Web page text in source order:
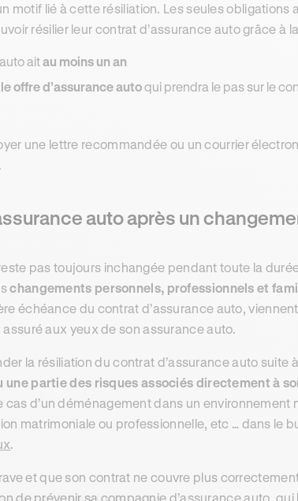
motif lié à cette résiliation. Les seules obligations
résilier leur contrat d’assurance auto grâce à
aitau moins un an
offre d’assurance autoqui prendra le pas sur le
une lettre recommandée ou un courrier
auto après un
pas toujours inchangée pendant toute la
changements personnels, professionnels et
échéance du contrat d’assurance auto,
aux yeux de son assurance auto.
la résiliation du contrat d’assurance auto suite
partie des risques associés directement à
cas d’un déménagement dans un environnement
matrimoniale ou professionnelle, etc … dans le
.
et que son contrat ne couvre plus
de prévenir sa compagnie d’assurance auto,